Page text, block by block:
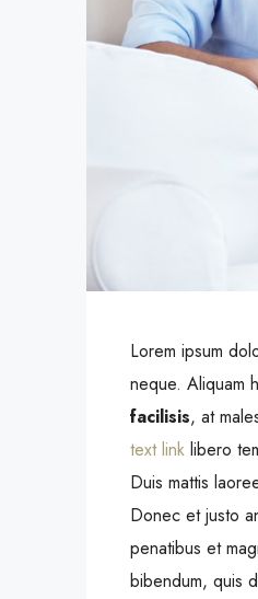
Lorem ipsum
neque. Aliquam
facilisis, at
text link libero
Duis mattis
Donec et justo
penatibus et
bibendum, quis